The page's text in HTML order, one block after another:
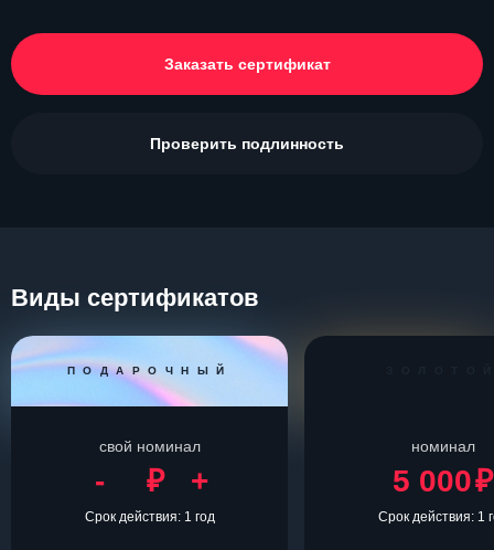
Заказать сертификат
Проверить подлинность
Виды сертификатов
ПОДАРОЧНЫЙ
свой номинал
- ₽ +
Срок действия: 1 год
номинал
5 000₽
Срок действия: 1